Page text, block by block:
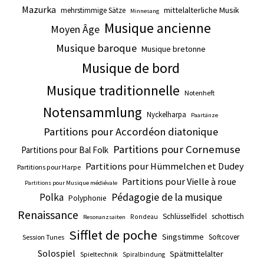
Mazurka mehrstimmige Sätze Minnesang mittelalterliche Musik
Moyen Âge Musique ancienne
Musique baroque Musique bretonne
Musique de bord
Musique traditionnelle Notenheft
Notensammlung Nyckelharpa Paartänze
Partitions pour Accordéon diatonique
Partitions pour Bal Folk Partitions pour Cornemuse
Partitions pour Harpe Partitions pour Hümmelchen et Dudey
Partitions pour Musique médiévale Partitions pour Vielle à roue
Polka Polyphonie Pédagogie de la musique
Renaissance Resonanzsaiten Rondeau Schlüsselfidel schottisch
Session Tunes Sifflet de poche Singstimme Softcover
Solospiel Spieltechnik Spiralbindung Spätmittelalter